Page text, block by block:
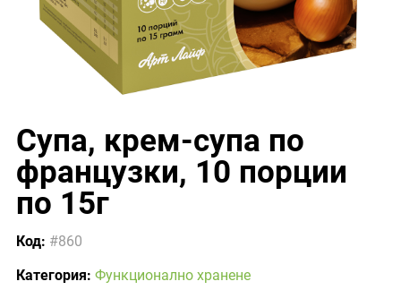
Супа, крем-супа по
французки, 10 порции
по 15г
Код: #860
Категория: Функционално хранене